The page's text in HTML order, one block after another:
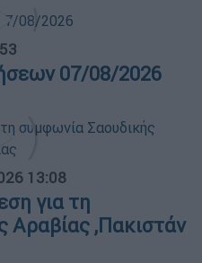
07/08/2026
13:08
για τη
Αραβίας ,Πακιστάν